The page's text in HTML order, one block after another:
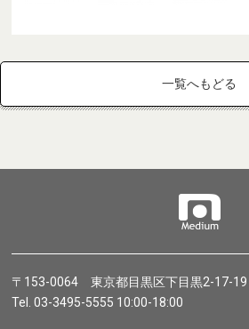
一覧へもどる
〒153-0064 東京都目黒区下目黒2-17-19
Tel. 03-3495-5555 10:00-18:00